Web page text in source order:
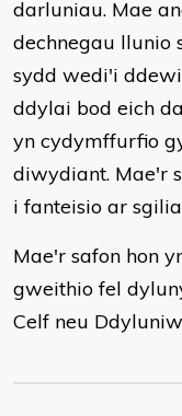
darluniau. Mae
dechnegau llunio
sydd wedi'i
ddylai bod eich
yn cydymffurfio
diwydiant. Mae'r
i fanteisio ar
Mae'r safon hon
gweithio fel
Celf neu